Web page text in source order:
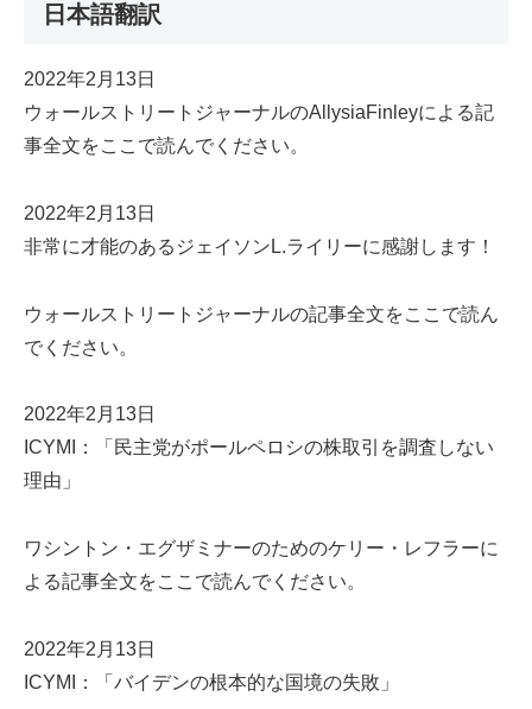
日本語翻訳
2022年2月13日
ウォールストリートジャーナルのAllysiaFinleyによる記
事全文をここで読んでください。
2022年2月13日
非常に才能のあるジェイソンL.ライリーに感謝します！
ウォールストリートジャーナルの記事全文をここで読ん
でください。
2022年2月13日
ICYMI：「民主党がポールペロシの株取引を調査しない
理由」
ワシントン・エグザミナーのためのケリー・レフラーに
よる記事全文をここで読んでください。
2022年2月13日
ICYMI：「バイデンの根本的な国境の失敗」